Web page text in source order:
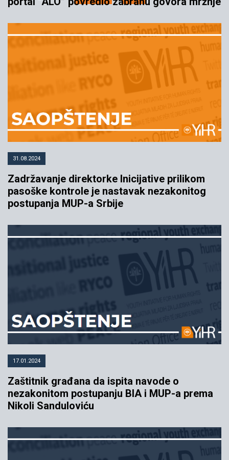
31.08.2024
Zadržavanje direktorke Inicijative prilikom
pasoške kontrole je nastavak nezakonitog
postupanja MUP-a Srbije
17.01.2024
Zaštitnik građana da ispita navode o
nezakonitom postupanju BIA i MUP-a prema
Nikoli Sanduloviću